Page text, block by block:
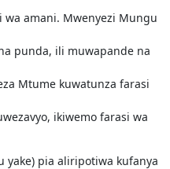
amani. Mwenyezi Mungu
punda, ili muwapande na
Mtume kuwatunza farasi
ikiwemo farasi wa
yake) pia aliripotiwa kufanya